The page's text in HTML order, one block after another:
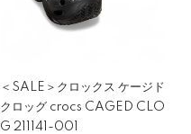
＜SALE＞クロックス ケージド
クロッグ crocs CAGED CLO
G 211141-001